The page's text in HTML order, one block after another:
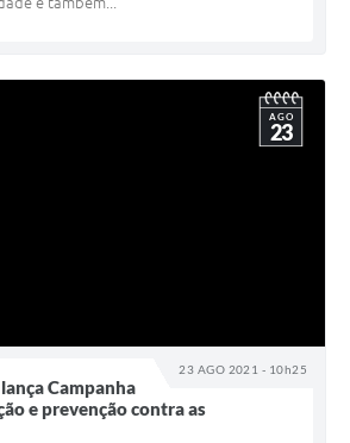
23 AGO 2021 - 10h25
AGO
23
Campanha
e prevenção contra as